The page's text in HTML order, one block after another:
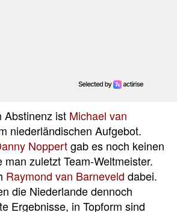
Abstinenz ist Michael van
niederländischen Aufgebot.
Noppertgab es noch keinen
zuletzt Team-Weltmeister.
Raymond van Barneveld dabei.
die Niederlande dennoch
Ergebnisse, in Topform sind